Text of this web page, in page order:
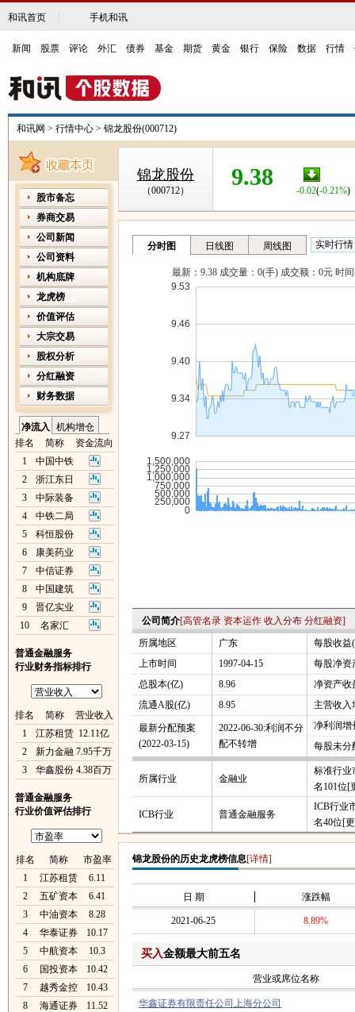
和讯首页 手机和讯
新闻 股票 评论 外汇 债券 基金 期货 黄金 银行 保险 数据 行情
和讯网 > 行情中心 > 锦龙股份(000712)
股市备忘
券商交易
公司新闻
公司资料
机构底牌
龙虎榜
价值评估
大宗交易
股权分析
分红融资
财务数据
净流入
机构增仓
排名
简称
资金流向
1
中国中铁
2
浙江东日
3
中际装备
4
中铁二局
5
科恒股份
6
康美药业
7
中信证券
8
中国建筑
9
晋亿实业
10
名家汇
普通金融服务
行业财务指标排行
排名 简称
营业收入
1
江苏租赁 12.11亿
2
新力金融 7.95千万
3
华鑫股份 4.38百万
普通金融服务
行业价值评估排行
排名 简称
市盈率
1
江苏租赁
6.11
2
五矿资本
6.41
3
中油资本
8.28
4
华泰证券
10.17
5
中航资本
10.3
6
国投资本
10.42
7
越秀金控
10.43
8
海通证券
11.52
锦龙股份
（000712）
9.38
-0.02(-0.21%)
公司简介[高管名录 资本运作 收入分布 分红融资]
所属地区
广东
每股收益
上市时间
1997-04-15
每股净资
总股本(亿)
8.96
净资产收
流通A股(亿)
8.95 主营收入
最新分配预案
(2022-03-15)
2022-06-30:利润不分
配不转增
净利润增
每股未分
所属行业 金融业
标准行业
名101位[
ICB行业 普通金融服务
ICB行业
名40位[
锦龙股份的历史龙虎榜信息[详情]
日 期 涨跌幅
2021-06-25 8.89%
买入金额最大前五名
营业或席位名称
华鑫证券有限责任公司上海分公司